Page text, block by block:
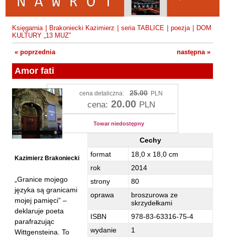
Fajfer Zenon
Filipowski Michał
Fluks Piotr
Frajlich Anna
Franczak Jerzy
Frenger Marek
Gedroyć Krzysztof
Gleń Adrian
Gondek Katarzyna
Gorszewski Paweł
Grodecki Andrzej
Guillevic
Gwiazda-Elmerych Małgorzata
Helbig Brygida
Hoffmann Krzysztof
Zbigniew Kosiorowski Nawrót
Kazimierz Kyrcz Jr Punk Ogito na grzybach
Artur Daniel Liskowacki
Grażyna Obrąpalska
Jakub Michał Pawłowski
Uta PrzybośCoraz
Gustaw Rajmus Królestwa
Rafał Sienkiewicz Smutny bóg
Karol SamselCairo Declaration
Andrzej Wojciechowski Nędza do całowania
Księgarnia Brakoniecki Kazimierz seria TABLICE poezja
DOM
KULTURY „13 MUZ”
« poprzednia następna »
Amor fati
cena detaliczna: 25.00 PLN
cena: 20.00 PLN
Towar niedostępny
Amor fati - Cechy
Cechy
format
18,0 x 18,0 cm
rok
2014
strony
80
oprawa
broszurowa ze
skrzydełkami
ISBN
978-83-63316-75-4
wydanie
1
Kazimierz Brakoniecki
„Granice mojego
języka są granicami
mojej pamięci” –
deklaruje poeta
parafrazując
Wittgensteina. To